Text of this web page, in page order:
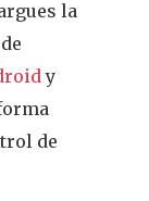
la
y
de
DEL COLEGIO DE
DE